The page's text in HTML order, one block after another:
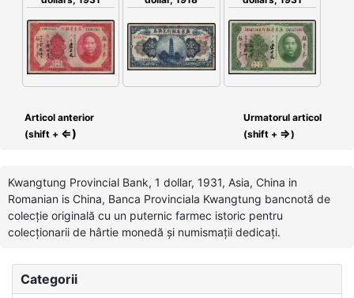
Categorii
Articol anterior
(shift + ⇐)
Urmatorul articol
(shift + ⇒)
Kwangtung Provincial Bank, 1 dollar, 1931, Asia, China in
Romanian is China, Banca Provinciala Kwangtung bancnotă de
colecție originală cu un puternic farmec istoric pentru
colecționarii de hârtie monedă și numismații dedicați.